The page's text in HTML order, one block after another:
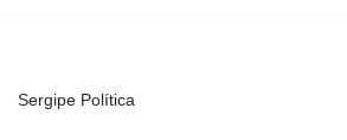
Sergipe Política